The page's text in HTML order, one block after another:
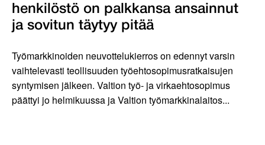
henkilöstö on palkkansa ansainnut
ja sovitun täytyy pitää
Työmarkkinoiden neuvottelukierros on edennyt varsin
vaihtelevasti teollisuuden työehtosopimusratkaisujen
syntymisen jälkeen. Valtion työ- ja virkaehtosopimus
päättyi jo helmikuussa ja Valtion työmarkkinalaitos...